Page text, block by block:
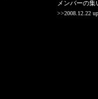
メンバーの集
>>2008.12.22